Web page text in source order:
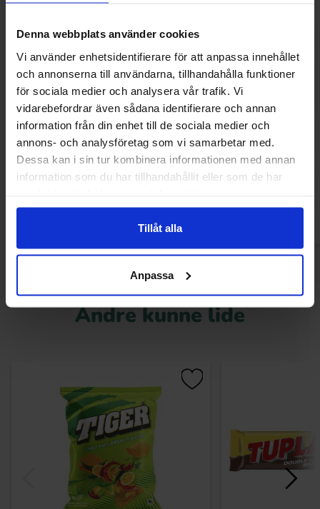
Denna webbplats använder cookies
Vi använder enhetsidentifierare för att anpassa innehållet
och annonserna till användarna, tillhandahålla funktioner
för sociala medier och analysera vår trafik. Vi
vidarebefordrar även sådana identifierare och annan
information från din enhet till de sociala medier och
annons- och analysföretag som vi samarbetar med.
Dessa kan i sin tur kombinera informationen med annan
information som du har tillhandahållit eller som de har
Tillåt alla
Anpassa
HALMSTAD CRUSH Jordgubb 33cl
14.90 kr
Fanta
Andre kunne lide